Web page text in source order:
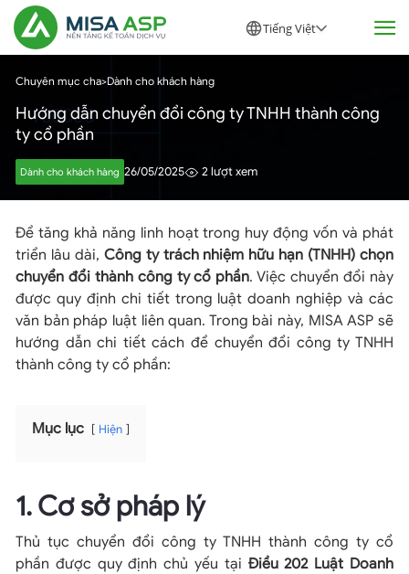
Tiếng Việt
Chuyên mục cha>Dành cho khách hàng
Hướng dẫn chuyển đổi công ty TNHH thành công
ty cổ phần
Dành cho khách hàng 26/05/2025 2 lượt xem
Để tăng khả năng linh hoạt trong huy động vốn và phát
triển lâu dài, Công ty trách nhiệm hữu hạn (TNHH) chọn
chuyển đổi thành công ty cổ phần. Việc chuyển đổi này
được quy định chi tiết trong luật doanh nghiệp và các
văn bản pháp luật liên quan. Trong bài này, MISA ASP sẽ
hướng dẫn chi tiết cách để chuyển đổi công ty TNHH
thành công ty cổ phần:
Mục lục Hiện
1. Cơ sở pháp lý
Thủ tục chuyển đổi công ty TNHH thành công ty cổ
phần được quy định chủ yếu tại Điều 202 Luật Doanh